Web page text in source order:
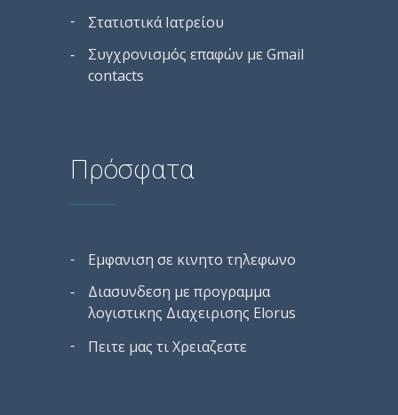
Στατιστικά Ιατρείου
Συγχρονισμός επαφών με Gmail
contacts
Πρόσφατα
Εμφανιση σε κινητο τηλεφωνο
Διασυνδεση με προγραμμα
λογιστικης Διαχειρισης Elorus
Πειτε μας τι Χρειαζεστε